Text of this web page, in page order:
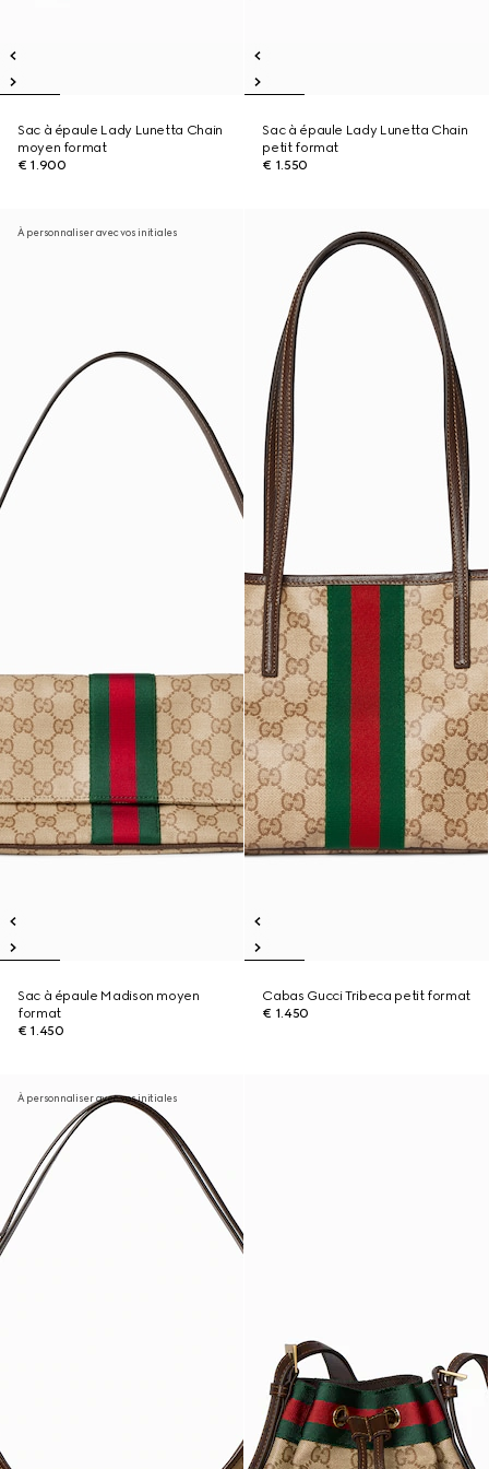
Sac à épaule Lady Lunetta Chain
moyen format
€ 1.900
Sac à épaule Lady Lunetta Chain
petit format
€ 1.550
À personnaliser avec vos initiales
Sac à épaule Madison moyen
format
€ 1.450
Cabas Gucci Tribeca petit format
€ 1.450
À personnaliser avec vos initiales